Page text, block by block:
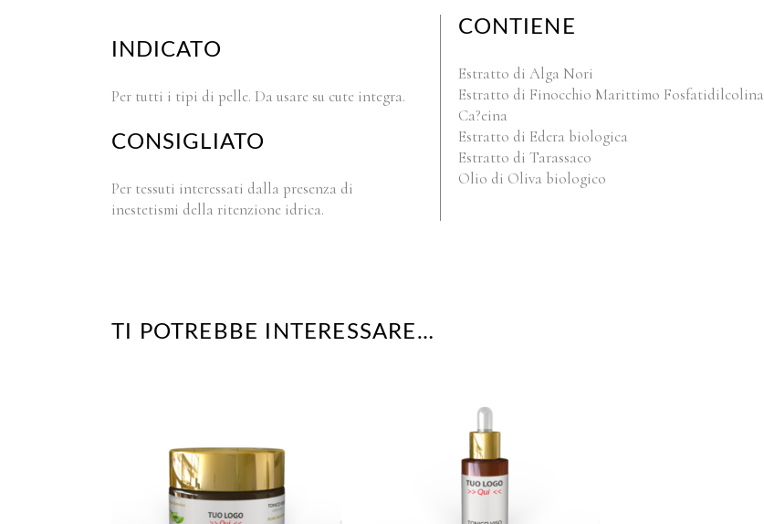
INDICATO
Per tutti i tipi di pelle. Da usare su cute integra.
CONSIGLIATO
Per tessuti interessati dalla presenza di
inestetismi della ritenzione idrica.
CONTIENE
Estratto di Alga Nori
Estratto di Finocchio Marittimo Fosfatidilcolina
Ca?eina
Estratto di Edera biologica
Estratto di Tarassaco
Olio di Oliva biologico
TI POTREBBE INTERESSARE…